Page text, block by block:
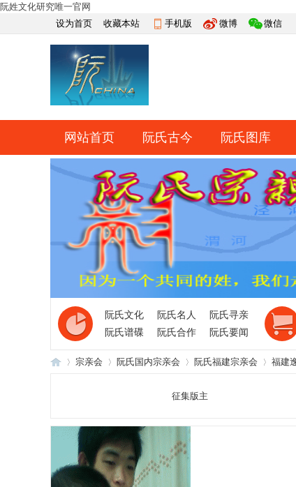
阮姓文化研究唯一官网
设为首页
收藏本站 手机版 微博 微信
快捷导航
网站首页 阮氏古今 阮氏图库
网上祭祀 排行榜 导读
阮氏文化 阮氏名人
阮氏寻亲
阮氏谱碟
阮氏合作 阮氏要闻
宗亲会 阮氏国内宗亲会 阮氏福建宗亲会 福建
征集版主